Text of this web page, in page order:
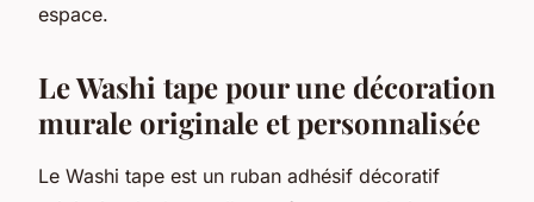
espace.
Le Washi tape pour une décoration
murale originale et personnalisée
Le Washi tape est un ruban adhésif décoratif